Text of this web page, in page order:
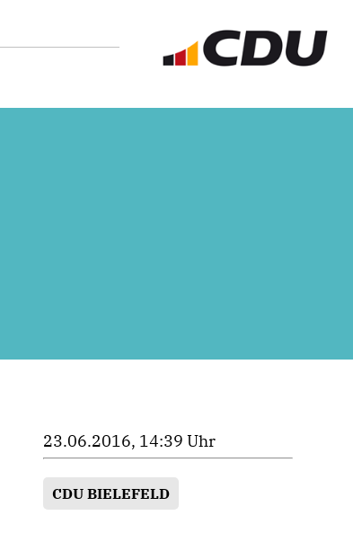
23.06.2016, 14:39 Uhr
CDU BIELEFELD